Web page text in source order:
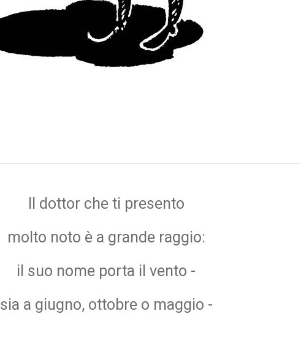
Il dottor che ti presento
molto noto è a grande raggio:
il suo nome porta il vento -
sia a giugno, ottobre o maggio -